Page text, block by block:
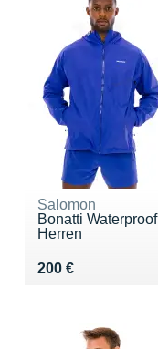
Salomon
Bonatti Waterproof
Herren
200 €
Vendu 200 €